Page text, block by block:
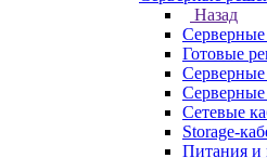
Назад
Готовые
Сетевые
Storage-
Питания и